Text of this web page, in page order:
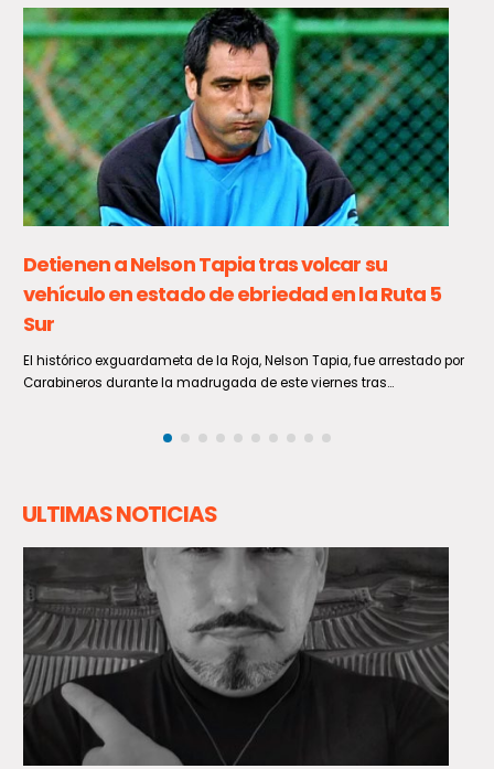
Finaliza exitoso proyecto de compostaje
domiciliario en Curicó
En el Auditorio de la Corporación Cultural de Curicó, el Seremi del
Medio Ambiente de la Región del Maule,...
ULTIMAS NOTICIAS